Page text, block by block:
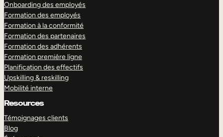
Onboarding des employés
Formation des employés
Formation à la conformité
Formation des partenaires
Formation des adhérents
Formation première ligne
Planification des effectifs
Upskilling & reskilling
Mobilité interne
Resources
Témoignages clients
Blog